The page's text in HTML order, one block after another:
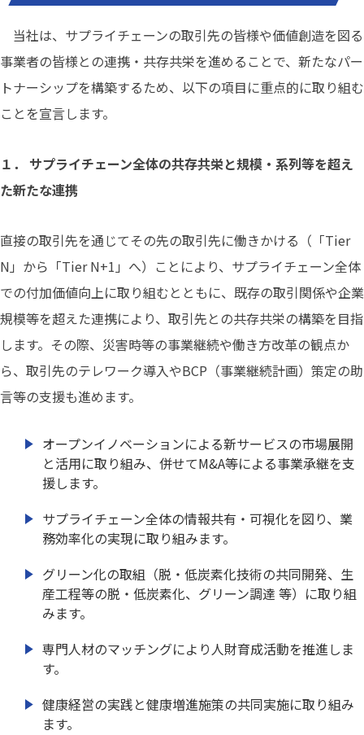
当社は、サプライチェーンの取引先の皆様や価値創造を図る
事業者の皆様との連携・共存共栄を進めることで、新たなパー
トナーシップを構築するため、以下の項目に重点的に取り組む
ことを宣言します。
１． サプライチェーン全体の共存共栄と規模・系列等を超え
た新たな連携
直接の取引先を通じてその先の取引先に働きかける（「Tier
N」から「Tier N+1」へ）ことにより、サプライチェーン全体
での付加価値向上に取り組むとともに、既存の取引関係や企業
規模等を超えた連携により、取引先との共存共栄の構築を目指
します。その際、災害時等の事業継続や働き方改革の観点か
ら、取引先のテレワーク導入やBCP（事業継続計画）策定の助
言等の支援も進めます。
オープンイノベーションによる新サービスの市場展開
と活用に取り組み、併せてM&A等による事業承継を支
援します。
サプライチェーン全体の情報共有・可視化を図り、業
務効率化の実現に取り組みます。
グリーン化の取組（脱・低炭素化技術の共同開発、生
産工程等の脱・低炭素化、グリーン調達 等）に取り組
みます。
専門人材のマッチングにより人財育成活動を推進しま
す。
健康経営の実践と健康増進施策の共同実施に取り組み
ます。